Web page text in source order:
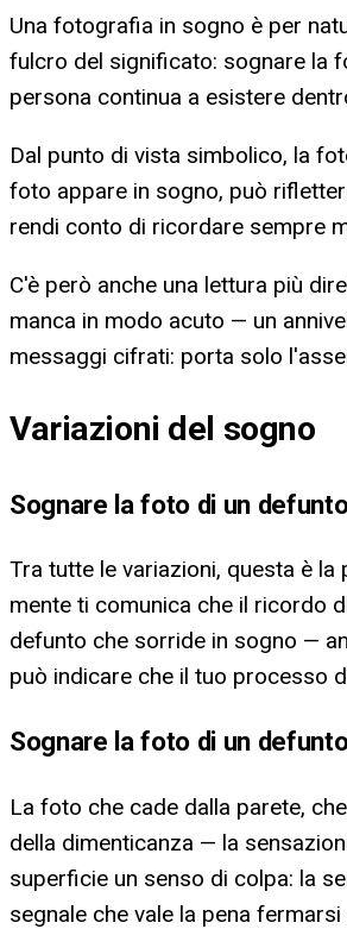
Una fotografia in sogno è per
fulcro del significato: sognare la
persona continua a esistere
Dal punto di vista simbolico, la
foto appare in sogno, può
rendi conto di ricordare sempre
C'è però anche una lettura più
manca in modo acuto — un
messaggi cifrati: porta solo
Variazioni del sogno
Sognare la foto di un
Tra tutte le variazioni, questa è la
mente ti comunica che il ricordo
defunto che sorride in sogno —
può indicare che il tuo processo
Sognare la foto di un
La foto che cade dalla parete,
della dimenticanza — la
superficie un senso di colpa: la
segnale che vale la pena